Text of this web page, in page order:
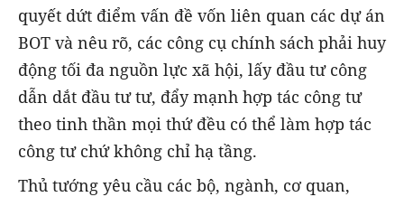
quyết dứt điểm vấn đề vốn liên quan các dự án
BOT và nêu rõ, các công cụ chính sách phải huy
động tối đa nguồn lực xã hội, lấy đầu tư công
dẫn dắt đầu tư tư, đẩy mạnh hợp tác công tư
theo tinh thần mọi thứ đều có thể làm hợp tác
công tư chứ không chỉ hạ tầng.
Thủ tướng yêu cầu các bộ, ngành, cơ quan,